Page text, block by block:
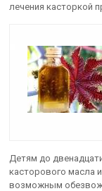
лечения касторкой
Детям до
касторового масла
возможным